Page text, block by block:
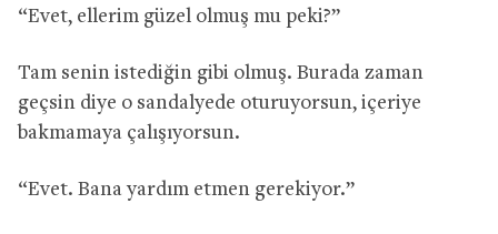
“Evet, ellerim güzel olmuş mu peki?”
Tam senin istediğin gibi olmuş. Burada zaman
geçsin diye o sandalyede oturuyorsun, içeriye
bakmamaya çalışıyorsun.
“Evet. Bana yardım etmen gerekiyor.”